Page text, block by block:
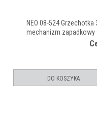
NEO 08-524
mechanizm zapadkowy
DO KOSZYKA